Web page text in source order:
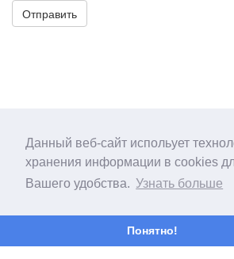
Данный веб-сайт испольует
хранения информации в cookies
Вашего удобства. Узнать больше
Понятно!
Отправить